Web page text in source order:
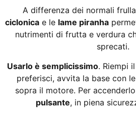
A differenza dei normali
ciclonica e le lame piranha
nutrimenti di frutta e verdura
sprecati.
Usarlo è semplicissimo. Riempi
preferisci, avvita la base con
sopra il motore. Per accenderlo
pulsante, in piena